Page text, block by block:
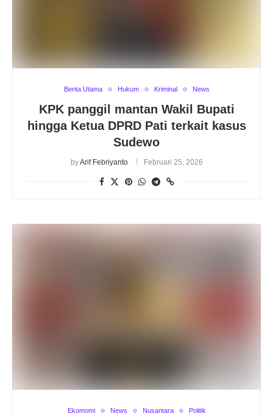
Berita Utama Hukum Kriminal News
KPK panggil mantan Wakil Bupati
hingga Ketua DPRD Pati terkait kasus
Sudewo
byArif Febriyanto Februari 25, 2026
Ekomomi News Nusantara Politik